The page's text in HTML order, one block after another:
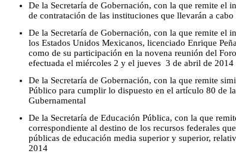
De la Secretaría de Gobernación, con la que remite el
de contratación de las instituciones que llevarán a
De la Secretaría de Gobernación, con la que remite el
los Estados Unidos Mexicanos, licenciado Enrique
como de su participación en la novena reunión del
efectuada el miércoles 2 y el jueves 3 de abril de 2014
De la Secretaría de Gobernación, con la que remite
Público para cumplir lo dispuesto en el artículo 80 de
Gubernamental
De la Secretaría de Educación Pública, con la que
correspondiente al destino de los recursos federales
públicas de educación media superior y superior,
2014